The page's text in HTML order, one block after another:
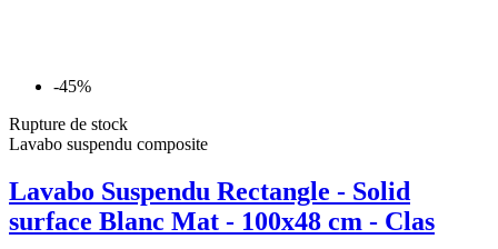
-45%
Rupture de stock
Lavabo suspendu composite
Lavabo Suspendu Rectangle - Solid
surface Blanc Mat - 100x48 cm - Clas